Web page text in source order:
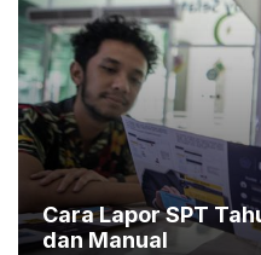
Cara Lapor SPT
dan Manual